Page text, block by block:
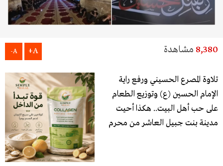
8,380 مشاهدة A+
A-
تلاوة المصرع الحسيني ورفع راية
الإمام الحسين (ع) وتوزيع الطعام
على حب أهل البيت.. هكذا أحيت
مدينة بنت جبيل العاشر من محرم